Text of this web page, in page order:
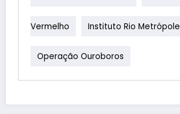
Vermelho Instituto Rio Metrópole
Operação Ouroboros